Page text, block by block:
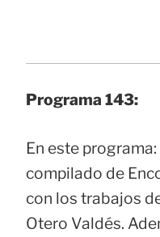
Programa 143:
En este
compilado de
con los trabajos
Otero Valdés.